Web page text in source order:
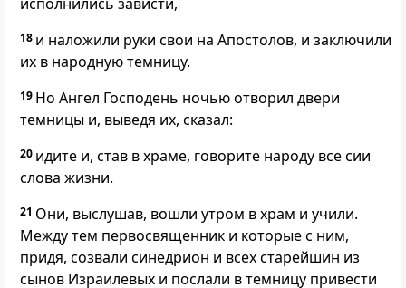
18 и наложили руки свои на Апостолов, и заключили
их в народную темницу.
19 Но Ангел Господень ночью отворил двери
темницы и, выведя их, сказал:
20 идите и, став в храме, говорите народу все сии
слова жизни.
21 Они, выслушав, вошли утром в храм и учили.
Между тем первосвященник и которые с ним,
придя, созвали синедрион и всех старейшин из
сынов Израилевых и послали в темницу привести